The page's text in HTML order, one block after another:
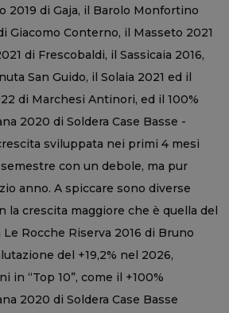
2019 di Gaja, il Barolo Monfortino
Giacomo Conterno, il Masseto 2021
di Frescobaldi, il Sassicaia 2016,
San Guido, il Solaia 2021 ed il
di Marchesi Antinori, ed il 100%
2020 di Soldera Case Basse -
sviluppata nei primi 4 mesi
con un debole, ma pur
anno. A spiccare sono diverse
la crescita maggiore che è quella del
Rocche Riserva 2016 di Bruno
del +19,2% nel 2026,
in “Top 10”, come il +100%
2020 di Soldera Case Basse